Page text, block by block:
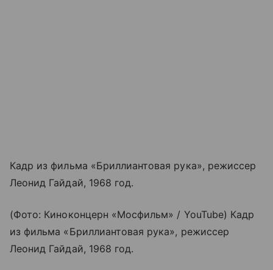
Кадр из фильма «Бриллиантовая рука», режиссер
Леонид Гайдай, 1968 год.
(Фото: Киноконцерн «Мосфильм» / YouTube) Кадр
из фильма «Бриллиантовая рука», режиссер
Леонид Гайдай, 1968 год.